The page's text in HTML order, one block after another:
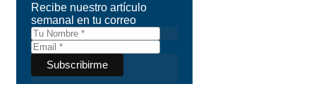
Recibe nuestro artículo
semanal en tu correo